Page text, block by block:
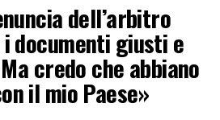
dell’arbitro
documenti giusti e
credo che abbiano
il mio Paese»